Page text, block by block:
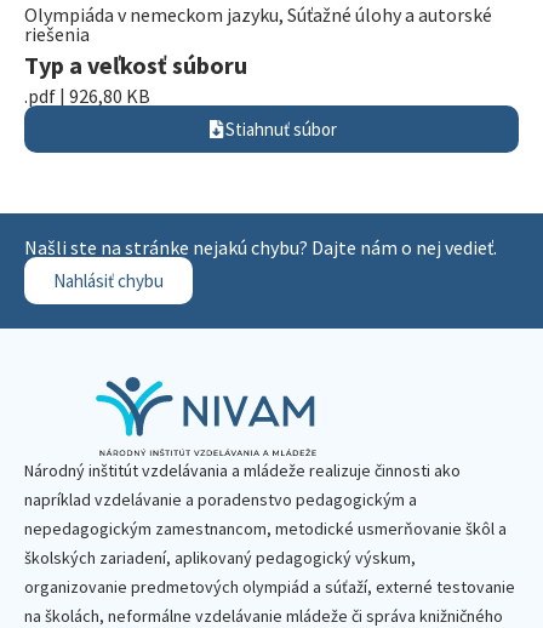
Olympiáda v nemeckom jazyku, Súťažné úlohy a autorské
riešenia
Typ a veľkosť súboru
.pdf | 926,80 KB
Stiahnuť súbor
Našli ste na stránke nejakú chybu? Dajte nám o nej vedieť.
Nahlásiť chybu
Národný inštitút vzdelávania a mládeže realizuje činnosti ako
napríklad vzdelávanie a poradenstvo pedagogickým a
nepedagogickým zamestnancom, metodické usmerňovanie škôl a
školských zariadení, aplikovaný pedagogický výskum,
organizovanie predmetových olympiád a súťaží, externé testovanie
na školách, neformálne vzdelávanie mládeže či správa knižničného